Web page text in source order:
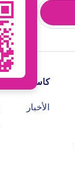
كاسيتا
الأخبار